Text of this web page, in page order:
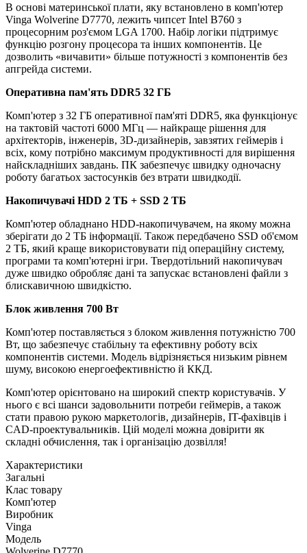
В основі материнської плати, яку встановлено в комп'ютер
Vinga Wolverine D7770, лежить чипсет Intel B760 з
процесорним роз'ємом LGA 1700. Набір логіки підтримує
функцію розгону процесора та інших компонентів. Це
дозволить «вичавити» більше потужності з компонентів без
апгрейда системи.
Оперативна пам'ять DDR5 32 ГБ
Комп'ютер з 32 ГБ оперативної пам'яті DDR5, яка функціонує
на тактовій частоті 6000 МГц — найкраще рішення для
архітекторів, інженерів, 3D-дизайнерів, завзятих геймерів і
всіх, кому потрібно максимум продуктивності для вирішення
найскладніших завдань. ПК забезпечує швидку одночасну
роботу багатьох застосунків без втрати швидкодії.
Накопичувачі HDD 2 TБ + SSD 2 ТБ
Комп'ютер обладнано HDD-накопичувачем, на якому можна
зберігати до 2 ТБ інформації. Також передбачено SSD об'ємом
2 ТБ, який краще використовувати під операційну систему,
програми та комп'ютерні ігри. Твердотільний накопичувач
дуже швидко обробляє дані та запускає встановлені файли з
блискавичною швидкістю.
Блок живлення 700 Вт
Комп'ютер поставляється з блоком живлення потужністю 700
Вт, що забезпечує стабільну та ефективну роботу всіх
компонентів системи. Модель відрізняється низьким рівнем
шуму, високою енергоефективністю й ККД.
Комп'ютер орієнтовано на широкий спектр користувачів. У
нього є всі шанси задовольнити потреби геймерів, а також
стати правою рукою маркетологів, дизайнерів, IT-фахівців і
CAD-проектувальників. Цій моделі можна довірити як
складні обчислення, так і організацію дозвілля!
Характеристики
Загальні
Клас товару
Комп'ютер
Виробник
Vinga
Модель